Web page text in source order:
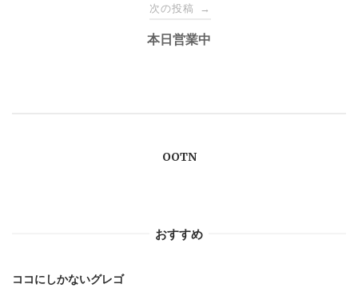
次の投稿 →
本日営業中
OOTN
おすすめ
ココにしかないグレゴ